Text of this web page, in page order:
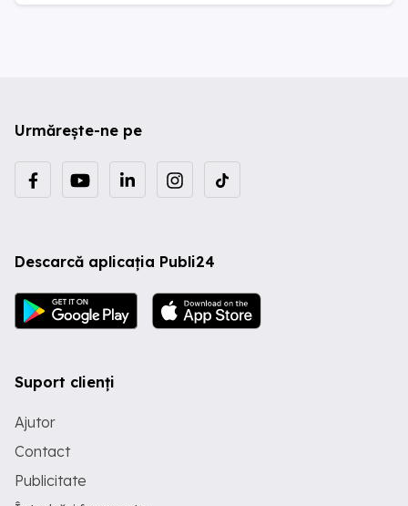
Urmărește-ne pe
Descarcă aplicația Publi24
Suport clienți
Ajutor
Contact
Publicitate